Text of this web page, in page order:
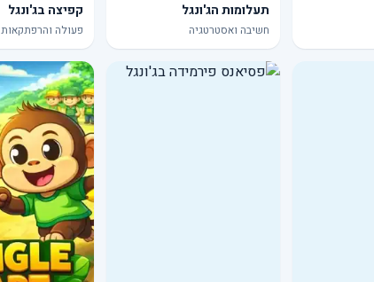
תעלומות הג'ונגל
חשיבה ואסטרטגיה
קפיצה בג'ונגל
פעולה והרפתקאות